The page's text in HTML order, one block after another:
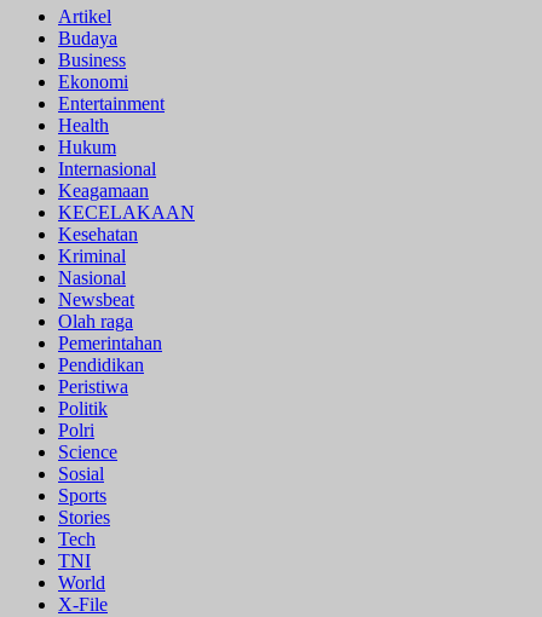
Artikel
Budaya
Business
Ekonomi
Entertainment
Health
Hukum
Internasional
Keagamaan
KECELAKAAN
Kesehatan
Kriminal
Nasional
Newsbeat
Olah raga
Pemerintahan
Pendidikan
Peristiwa
Politik
Polri
Science
Sosial
Sports
Stories
Tech
TNI
World
X-File